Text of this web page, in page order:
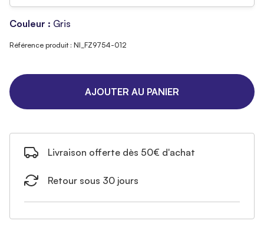
Couleur : Gris
Référence produit : NI_FZ9754-012
AJOUTER AU PANIER
Livraison offerte dès 50€ d'achat
Retour sous 30 jours